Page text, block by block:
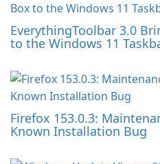
EverythingToolbar 3.0
to the Windows 11
Firefox 153.0.3:
Known Installation Bug